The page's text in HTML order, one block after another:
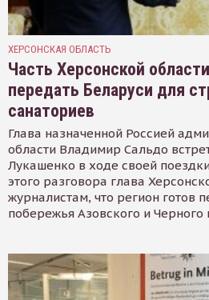
ХЕРСОНСКАЯ ОБЛАСТЬ
Часть Херсонской
передать Беларуси для
санаториев
Глава назначенной Россией
области Владимир Сальдо
Лукашенко в ходе своей
этого разговора глава
журналистам, что регион готов
побережья Азовского и Черного